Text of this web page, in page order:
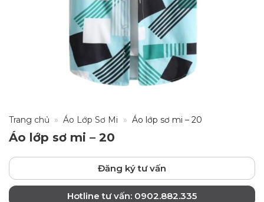
Trang chủ » Áo Lớp Sơ Mi » Áo lớp sơ mi – 20
Áo lớp sơ mi – 20
Đăng ký tư vấn
Hotline tư vấn: 0902.882.335